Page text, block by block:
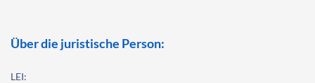
Über die juristische Person:
LEI: